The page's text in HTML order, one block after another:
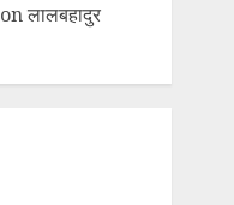
onलालबहादुर